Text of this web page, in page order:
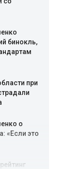
бинокль,
при
о
«Если это